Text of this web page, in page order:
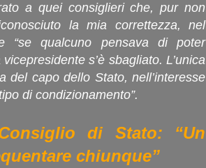
a quei consiglieri che, pur non
la mia correttezza, nel
“se qualcuno pensava di poter
s’è sbagliato. L’unica
del capo dello Stato, nell’interesse
di condizionamento”.
di Stato: “Un
chiunque”